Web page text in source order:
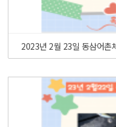
2023년 2월 23일 동삼어촌